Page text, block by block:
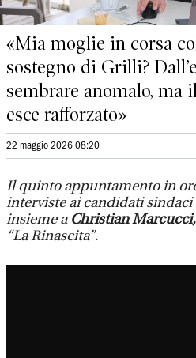
«Mia moglie in corsa
sostegno di Grilli?
sembrare anomalo, ma
esce rafforzato»
22 maggio 2026 08:20
Il quinto appuntamento in
interviste ai candidati sindaci
insieme a Christian Marcucci,
“La Rinascita”.